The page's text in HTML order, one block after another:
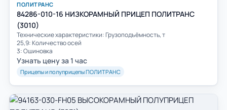
ПОЛИТРАНС
84286-010-16 НИЗКОРАМНЫЙ ПРИЦЕП ПОЛИТРАНС
(3010)
Технические характеристики: Грузоподъёмность, т
25,9: Количество осей
3: Ошиновка
Узнать цену за 1 час
Прицепы и полуприцепы ПОЛИТРАНС